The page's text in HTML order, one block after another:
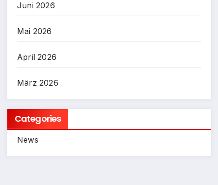
Juni 2026
Mai 2026
April 2026
März 2026
Categories
News